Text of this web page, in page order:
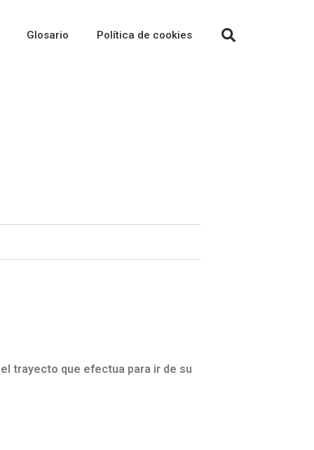
Glosario Política de cookies
trayecto que efectua para ir de su